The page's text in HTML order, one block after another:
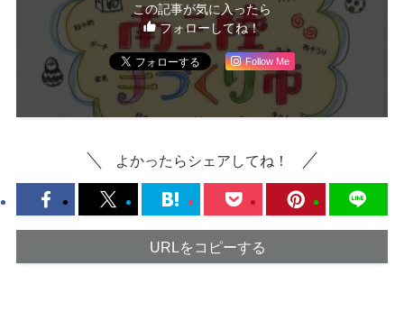
この記事が気に入ったら
フォローしてね！
Follow Me
よかったらシェアしてね！
URLをコピーする